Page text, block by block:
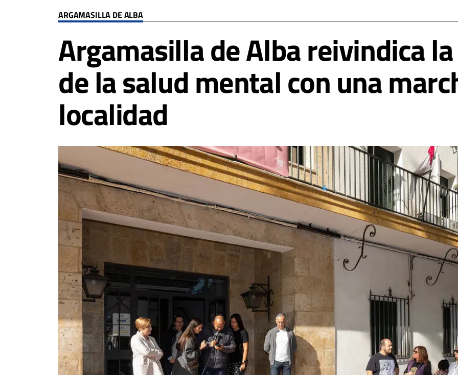
ARGAMASILLA DE ALBA
Argamasilla de Alba reivindica
de la salud mental con una
localidad